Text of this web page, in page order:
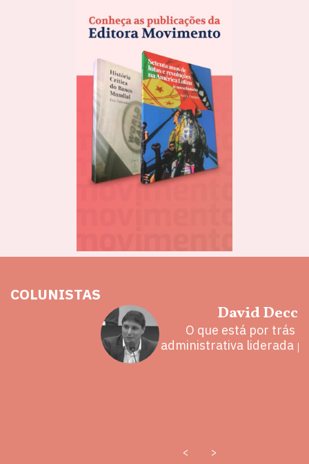
COLUNISTAS
David
O que está por trás
administrativa liderada
< >